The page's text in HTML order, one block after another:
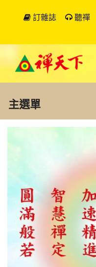
訂雜誌 聽禪
主選單